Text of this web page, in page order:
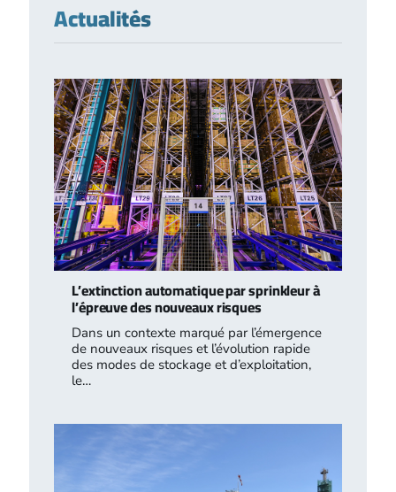
Actualités
L’extinction automatique par sprinkleur à
l’épreuve des nouveaux risques
Dans un contexte marqué par l’émergence
de nouveaux risques et l’évolution rapide
des modes de stockage et d’exploitation,
le…